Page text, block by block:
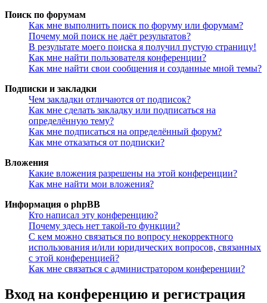
Поиск по форумам
Как мне выполнить поиск по форуму или форумам?
Почему мой поиск не даёт результатов?
В результате моего поиска я получил пустую страницу!
Как мне найти пользователя конференции?
Как мне найти свои сообщения и созданные мной темы?
Подписки и закладки
Чем закладки отличаются от подписок?
Как мне сделать закладку или подписаться на
определённую тему?
Как мне подписаться на определённый форум?
Как мне отказаться от подписки?
Вложения
Какие вложения разрешены на этой конференции?
Как мне найти мои вложения?
Информация о phpBB
Кто написал эту конференцию?
Почему здесь нет такой-то функции?
С кем можно связаться по вопросу некорректного
использования и/или юридических вопросов, связанных
с этой конференцией?
Как мне связаться с администратором конференции?
Вход на конференцию и регистрация